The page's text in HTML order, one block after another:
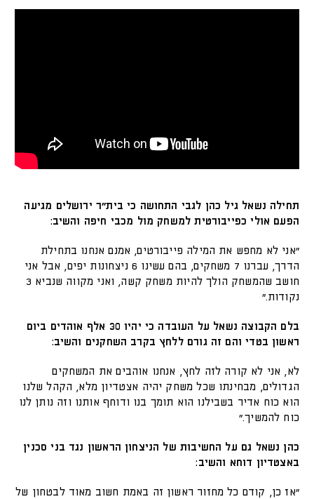
תחילה נשאל גיל כהן לגבי התחושה כי בית״ר ירושלים מגיעה
הפעם אולי כפייבורטית למשחק מול מכבי חיפה והשיב:
״אני לא מחפש את המילה פייבורטים, אמנם אנחנו בתחילת
הדרך, עברנו 7 משחקים, בהם עשינו 6 ניצחונות יפים, אבל אני
חושב שהמשחק הולך להיות משחק קשה, ואני מקווה שנביא 3
נקודות.״
בלם הקבוצה נשאל על העובדה כי יהיו 30 אלף אוהדים ביום
ראשון בטדי והם זה גורם ללחץ בקרב השחקנים והשיב:
לא, אני לא קורה לזה לחץ, אנחנו אוהבים את המשחקים
הגדולים, מבחינתו שכל משחק יהיה אצטדיון מלא, הקהל שלנו
הוא כוח אדיר בשבילנו הוא תומך בנו ודוחף אותנו וזה נותן לנו
כוח להמשיך.״
כהן נשאל גם על החשיבות של הניצחון הראשון נגד בני סכנין
באצטדיון דוחא והשיב:
״אז כן, קודם כל מחזור ראשון זה באמת חשוב מאוד לבטחון של